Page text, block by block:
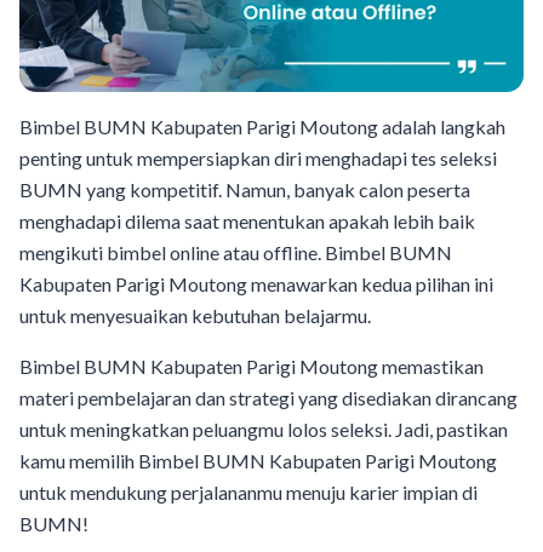
Bimbel BUMN Kabupaten Parigi Moutong adalah langkah
penting untuk mempersiapkan diri menghadapi tes seleksi
BUMN yang kompetitif. Namun, banyak calon peserta
menghadapi dilema saat menentukan apakah lebih baik
mengikuti bimbel online atau offline. Bimbel BUMN
Kabupaten Parigi Moutong menawarkan kedua pilihan ini
untuk menyesuaikan kebutuhan belajarmu.
Bimbel BUMN Kabupaten Parigi Moutong memastikan
materi pembelajaran dan strategi yang disediakan dirancang
untuk meningkatkan peluangmu lolos seleksi. Jadi, pastikan
kamu memilih Bimbel BUMN Kabupaten Parigi Moutong
untuk mendukung perjalananmu menuju karier impian di
BUMN!